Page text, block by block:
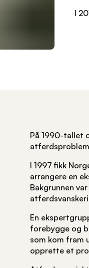
I
På 1990-tallet
I 1997 fikk
arrangere en
Bakgrunnen
En
forebygge og
som kom fram
opprette et